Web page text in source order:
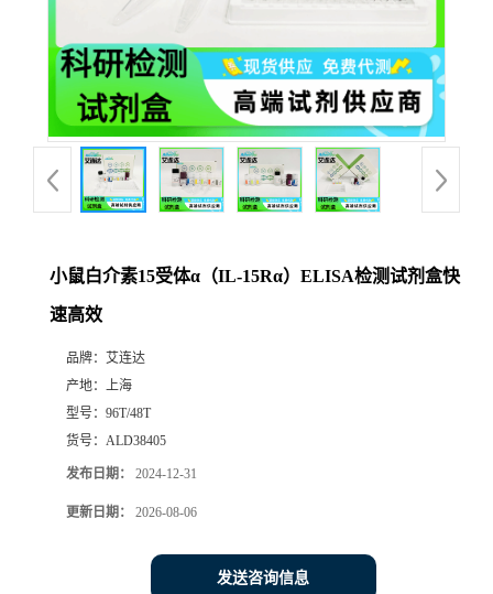
小鼠白介素15受体α（IL-15Rα）ELISA检测试剂盒快
速高效
品牌： 艾连达
产地： 上海
型号： 96T/48T
货号： ALD38405
发布日期： 2024-12-31
更新日期： 2026-08-06
发送咨询信息